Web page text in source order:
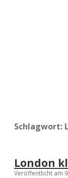
Schlagwort:
London
Veröffentlicht am